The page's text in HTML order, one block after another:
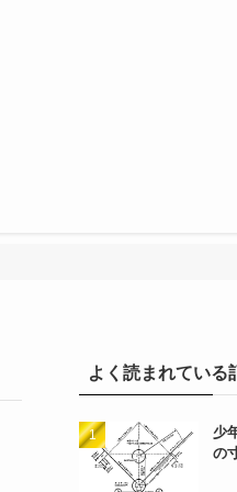
よく読まれている
少
の